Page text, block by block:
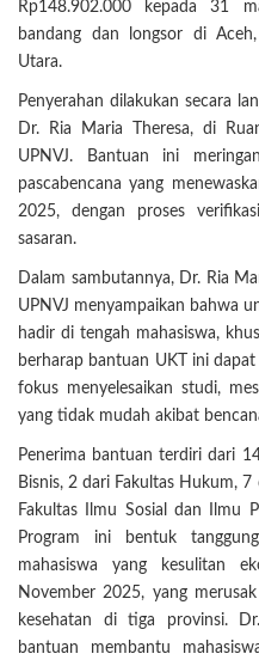
Rp148.902.000 kepada 31
bandang dan longsor di
Utara.
Penyerahan dilakukan secara
Dr. Ria Maria Theresa, di
UPNVJ. Bantuan ini
pascabencana yang
2025, dengan proses
sasaran.
Dalam sambutannya, Dr. Ria
UPNVJ menyampaikan bahwa
hadir di tengah mahasiswa,
berharap bantuan UKT ini
fokus menyelesaikan studi,
yang tidak mudah akibat
Penerima bantuan terdiri dari
Bisnis, 2 dari Fakultas Hukum,
Fakultas Ilmu Sosial dan Ilmu
Program ini bentuk
mahasiswa yang kesulitan
November 2025, yang
kesehatan di tiga provinsi.
bantuan membantu